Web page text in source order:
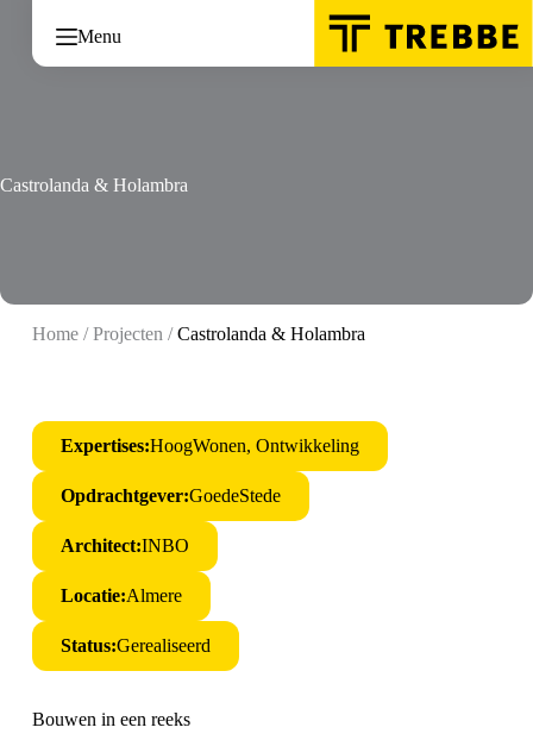
inhoud
Menu
Castrolanda & Holambra
Home/Projecten /Castrolanda & Holambra
Expertises:HoogWonen, Ontwikkeling
Opdrachtgever:GoedeStede
Architect:INBO
Locatie:Almere
Status:Gerealiseerd
Bouwen in een reeks